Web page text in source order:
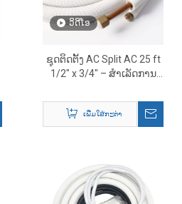
ວິດີໂອ
ຊຸດຕິດຕັ້ງ AC Split AC 25 ft
1/2″ x 3/4″ – ສໍາເລັດການ
ເພີ່ມໃສ່ກະຕ່າ